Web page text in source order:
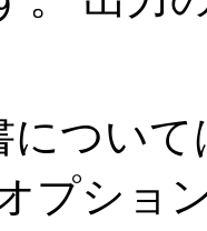
につい
プショ